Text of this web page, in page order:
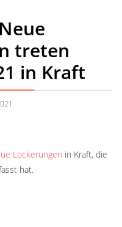
treten
in Kraft
Lockerungen in Kraft, die
hat.